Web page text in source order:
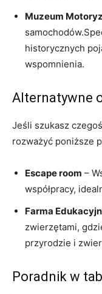
Muzeum
historycznych
wspomnienia.
Alternatywne
Jeśli szukasz
‌rozważyć⁣ poniższe
Escape room –
współpracy,
Farma
zwierzętami,
przyrodzie i‍
Poradnik w